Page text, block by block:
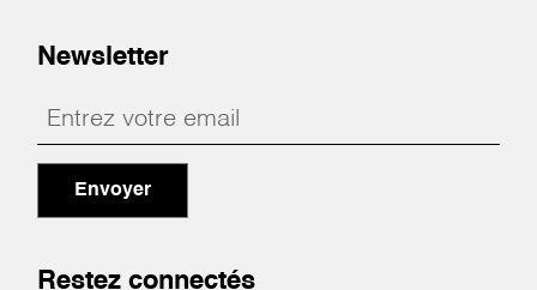
Newsletter
Envoyer
Restez connectés